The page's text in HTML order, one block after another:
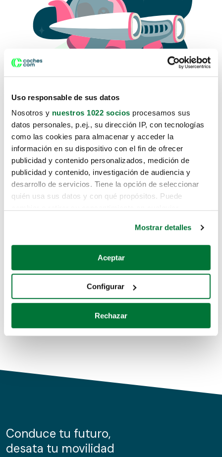
Uso responsable de sus datos
Nosotros y nuestros 1022 socios procesamos sus
datos personales, p.ej., su dirección IP, con tecnologías
como las cookies para almacenar y acceder la
información en su dispositivo con el fin de ofrecer
publicidad y contenido personalizados, medición de
publicidad y contenido, investigación de audiencia y
desarrollo de servicios. Tiene la opción de seleccionar
quién usa sus datos y con qué propósitos. Puede
Si lo permite, también quisiéramos:
Recopilar información sobre su ubicación geográfica
Identificar su dispositivo analizándolo activamente
para buscar características específicas (huellas
Obtenga más información sobre cómo se procesan sus
de cookies.
información sobre el uso que haga del sitio web con
nuestros partners de redes sociales, publicidad y análisis
Mostrar detalles
Aceptar
Configurar
Rechazar
Lo sentimos, no sabemos como
te hemos traido hasta aquí.
Pero puedes encontrar el coche que estás
buscando en alguno de estos enlaces:
Coches de segunda mano
Coches de km0
Conduce tu futuro,
desata tu movilidad